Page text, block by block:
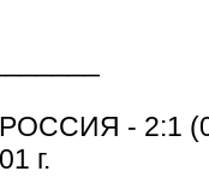
- 2:1
г.